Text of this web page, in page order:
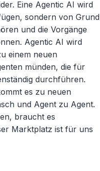
Eine Agentic AI wird
sondern von Grund
und die Vorgänge
Agentic AI wird
einem neuen
münden, die für
durchführen.
es zu neuen
und Agent zu Agent.
braucht es
Marktplatz ist für uns